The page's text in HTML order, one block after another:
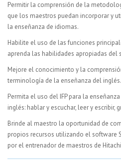
Permitir la comprensión de la
que los maestros puedan incorporar y
la enseñanza de idiomas.
Habilite el uso de las funciones
aprenda las habilidades apropiadas del
Mejore el conocimiento y la
terminología de la enseñanza del inglés.
Permita el uso del IFP para la
inglés: hablar y escuchar, leer y escribir,
Brinde al maestro la oportunidad de
propios recursos utilizando el software
por el entrenador de maestros de Hitachi